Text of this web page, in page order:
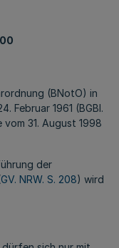
(BNotO) in
Februar 1961 (BGBl.
31. August 1998
der
GV. NRW. S. 208) wird